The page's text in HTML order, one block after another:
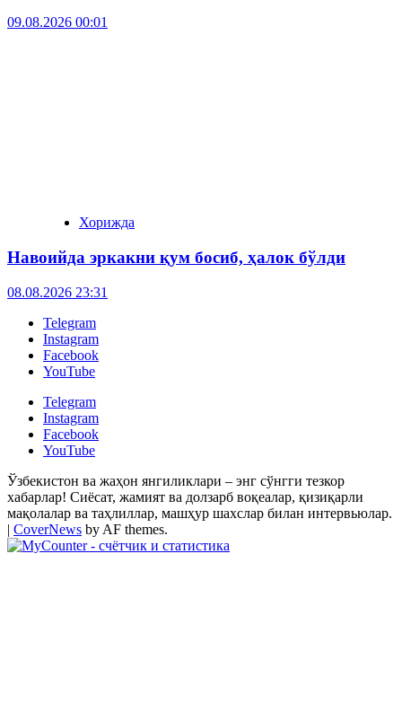
09.08.2026 00:01
Хорижда
Навоийда эркакни қум босиб, ҳалок бўлди
08.08.2026 23:31
Telegram
Instagram
Facebook
YouTube
Telegram
Instagram
Facebook
YouTube
Ўзбекистон ва жаҳон янгиликлари – энг сўнгги тезкор
хабарлар! Сиёсат, жамият ва долзарб воқеалар, қизиқарли
мақолалар ва таҳлиллар, машҳур шахслар билан интервьюлар.
| CoverNews by AF themes.